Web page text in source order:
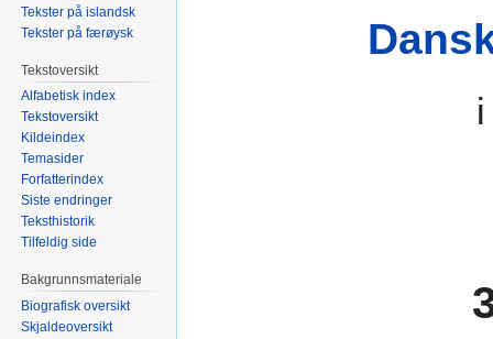
Tekster på islandsk
Tekster på færøysk
Tekstoversikt
Alfabetisk index
Tekstoversikt
Kildeindex
Temasider
Forfatterindex
Siste endringer
Teksthistorik
Tilfeldig side
Bakgrunnsmateriale
Biografisk oversikt
Skjaldeoversikt